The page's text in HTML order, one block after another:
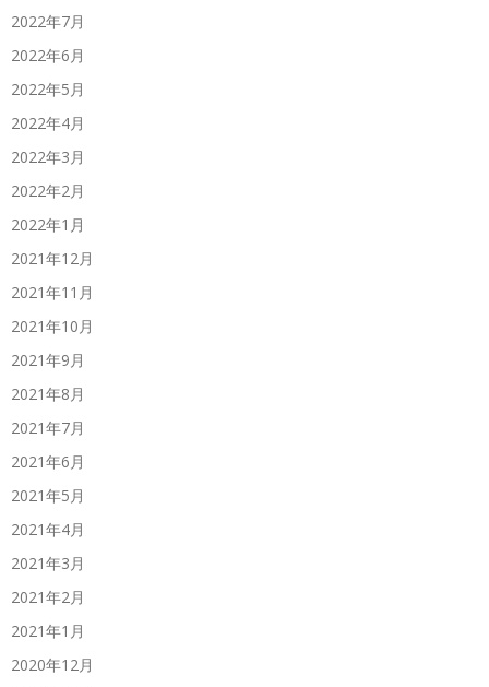
2022年7月
2022年6月
2022年5月
2022年4月
2022年3月
2022年2月
2022年1月
2021年12月
2021年11月
2021年10月
2021年9月
2021年8月
2021年7月
2021年6月
2021年5月
2021年4月
2021年3月
2021年2月
2021年1月
2020年12月